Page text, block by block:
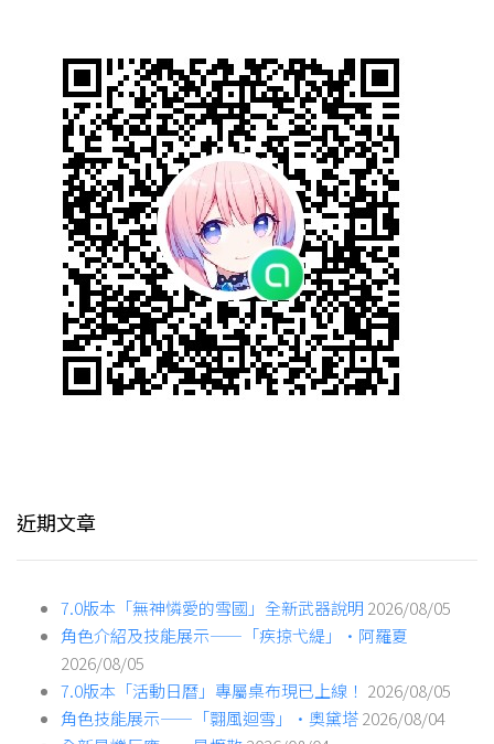
近期文章
7.0版本「無神憐愛的雪國」全新武器說明 2026/08/05
角色介紹及技能展示——「疾掠弋緹」·阿羅夏
2026/08/05
7.0版本「活動日曆」專屬桌布現已上線！ 2026/08/05
角色技能展示——「翾風迴雪」·奧黛塔2026/08/04